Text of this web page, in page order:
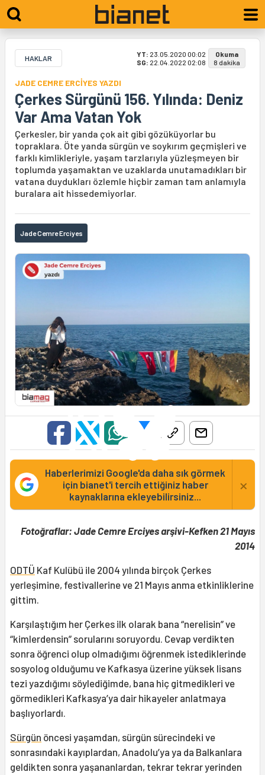
HAKLAR YT: 23.05.2020 00:02
SG: 22.04.2022 02:08
Okuma
8 dakika
JADE CEMRE ERCİYES YAZDI
Çerkes Sürgünü 156. Yılında: Deniz
Var Ama Vatan Yok
Çerkesler, bir yanda çok ait gibi gözüküyorlar bu
topraklara. Öte yanda sürgün ve soykırım geçmişleri ve
farklı kimlikleriyle, yaşam tarzlarıyla yüzleşmeyen bir
toplumda yaşamaktan ve uzaklarda unutamadıkları bir
vatana duydukları özlemle hiçbir zaman tam anlamıyla
buralara ait hissedemiyorlar.
Jade Cemre Erciyes
Haberlerimizi Google'da daha sık görmek
için bianet'i tercih ettiğiniz haber
kaynaklarına ekleyebilirsiniz...
×
Fotoğraflar: Jade Cemre Erciyes arşivi-Kefken 21 Mayıs
2014
ODTÜ Kaf Kulübü ile 2004 yılında birçok Çerkes
yerleşimine, festivallerine ve 21 Mayıs anma etkinliklerine
gittim.
Karşılaştığım her Çerkes ilk olarak bana “nerelisin” ve
“kimlerdensin” sorularını soruyordu. Cevap verdikten
sonra öğrenci olup olmadığımı öğrenmek istediklerinde
sosyolog olduğumu ve Kafkasya üzerine yüksek lisans
tezi yazdığımı söylediğimde, bana hiç gitmedikleri ve
görmedikleri Kafkasya’ya dair hikayeler anlatmaya
başlıyorlardı.
Sürgün öncesi yaşamdan, sürgün sürecindeki ve
sonrasındaki kayıplardan, Anadolu’ya ya da Balkanlara
geldikten sonra yaşananlardan, tekrar tekrar yerinden